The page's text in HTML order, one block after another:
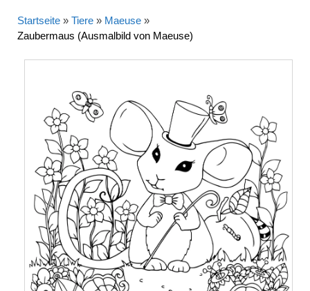
Startseite » Tiere » Maeuse »
Zaubermaus (Ausmalbild von Maeuse)